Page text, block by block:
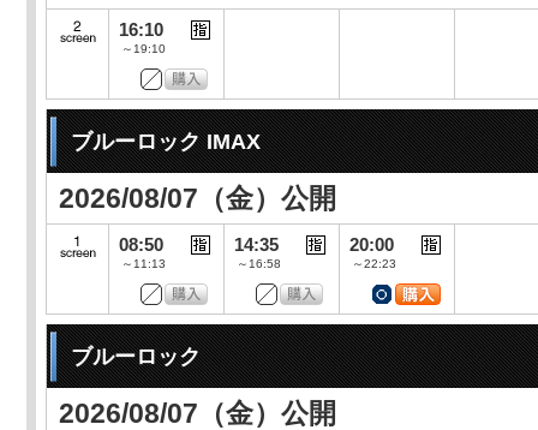
16:10
～19:10
ブルーロック IMAX
2026/08/07（金）公開
08:50
～11:13
14:35
～16:58
20:00
～22:23
ブルーロック
2026/08/07（金）公開